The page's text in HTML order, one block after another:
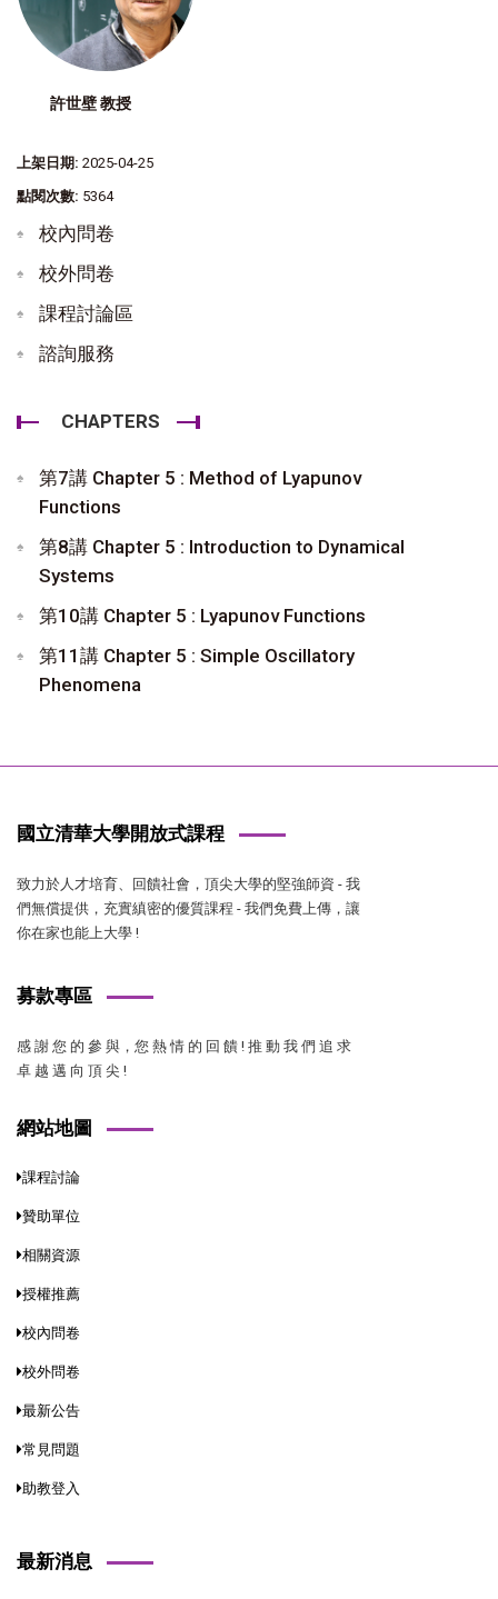
許世壁 教授
上架日期: 2025-04-25
點閱次數: 5364
校內問卷
校外問卷
課程討論區
諮詢服務
CHAPTERS
第7講 Chapter 5 : Method of Lyapunov
Functions
第8講 Chapter 5 : Introduction to Dynamical
Systems
第10講 Chapter 5 : Lyapunov Functions
第11講 Chapter 5 : Simple Oscillatory
Phenomena
國立清華大學開放式課程
致力於人才培育、回饋社會，頂尖大學的堅強師資 - 我
們無償提供，充實縝密的優質課程 - 我們免費上傳，讓
你在家也能上大學 !
募款專區
感 謝 您 的 參 與，您 熱 情 的 回 饋 ! 推 動 我 們 追 求
卓 越 邁 向 頂 尖 !
網站地圖
課程討論
贊助單位
相關資源
授權推薦
校內問卷
校外問卷
最新公告
常見問題
助教登入
最新消息